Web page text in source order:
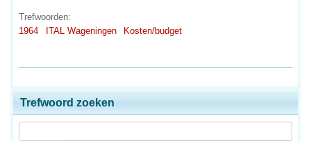
Trefwoorden:
1964
ITAL Wageningen Kosten/budget
Trefwoord zoeken